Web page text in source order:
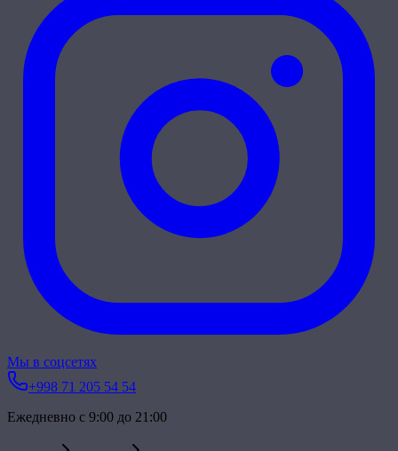
Мы в соцсетях
+998 71 205 54 54
Ежедневно с 9:00 до 21:00